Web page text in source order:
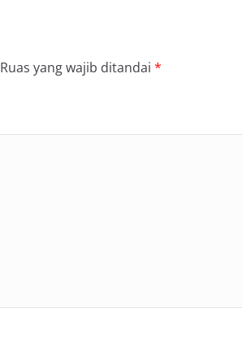
Ruas yang wajib ditandai *